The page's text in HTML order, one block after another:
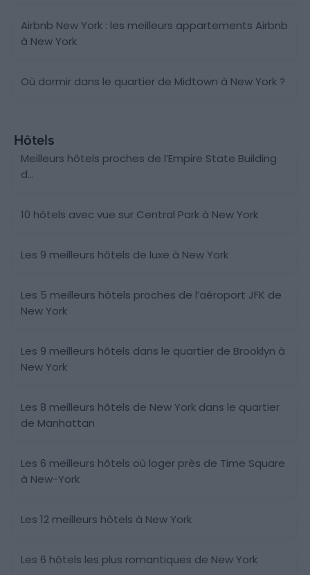
Airbnb New York : les meilleurs appartements Airbnb
à New York
Où dormir dans le quartier de Midtown à New York ?
Hôtels
Meilleurs hôtels proches de l’Empire State Building
d...
10 hôtels avec vue sur Central Park à New York
Les 9 meilleurs hôtels de luxe à New York
Les 5 meilleurs hôtels proches de l’aéroport JFK de
New York
Les 9 meilleurs hôtels dans le quartier de Brooklyn à
New York
Les 8 meilleurs hôtels de New York dans le quartier
de Manhattan
Les 6 meilleurs hôtels où loger près de Time Square
à New-York
Les 12 meilleurs hôtels à New York
Les 6 hôtels les plus romantiques de New York